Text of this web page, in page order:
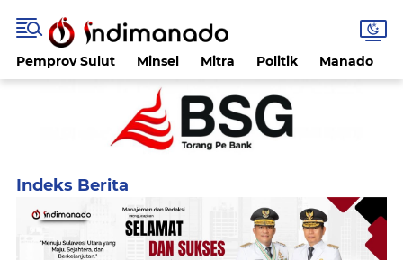
Pemprov Sulut Minsel Mitra Politik Manado